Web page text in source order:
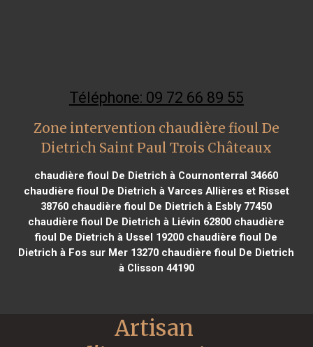
Téléphone: 09 72 66 89 55
Zone intervention chaudière fioul De
Dietrich Saint Paul Trois Châteaux
chaudière fioul De Dietrich à Cournonterral 34660
chaudière fioul De Dietrich à Varces Allières et Risset
38760 chaudière fioul De Dietrich à Esbly 77450
chaudière fioul De Dietrich à Liévin 62800 chaudière
fioul De Dietrich à Ussel 19200 chaudière fioul De
Dietrich à Fos sur Mer 13270 chaudière fioul De Dietrich
à Clisson 44190
Artisan